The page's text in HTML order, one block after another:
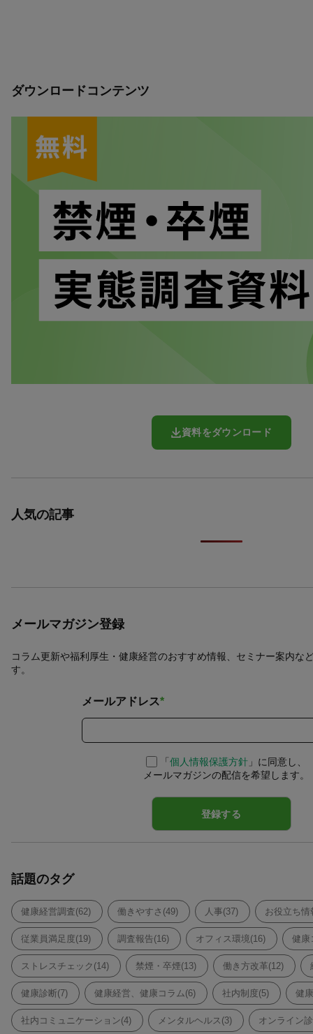
ダウンロードコンテンツ
資料をダウンロード
人気の記事
メールマガジン登録
コラム更新や福利厚生・健康経営のおすすめ情報、セミナー案内な
す。
メールアドレス*
「 個人情報保護方針」に同意し、
メールマガジンの配信を希望します。
話題のタグ
健康経営調査(62) 働きやすさ(49) 人事(37) お役立ち情
従業員満足度(19) 調査報告(16) オフィス環境(16) 健康
ストレスチェック(14) 禁煙・卒煙(13) 働き方改革(12)
健康診断(7) 健康経営、健康コラム(6) 社内制度(5) 健
社内コミュニケーション(4) メンタルヘルス(3) オンライン